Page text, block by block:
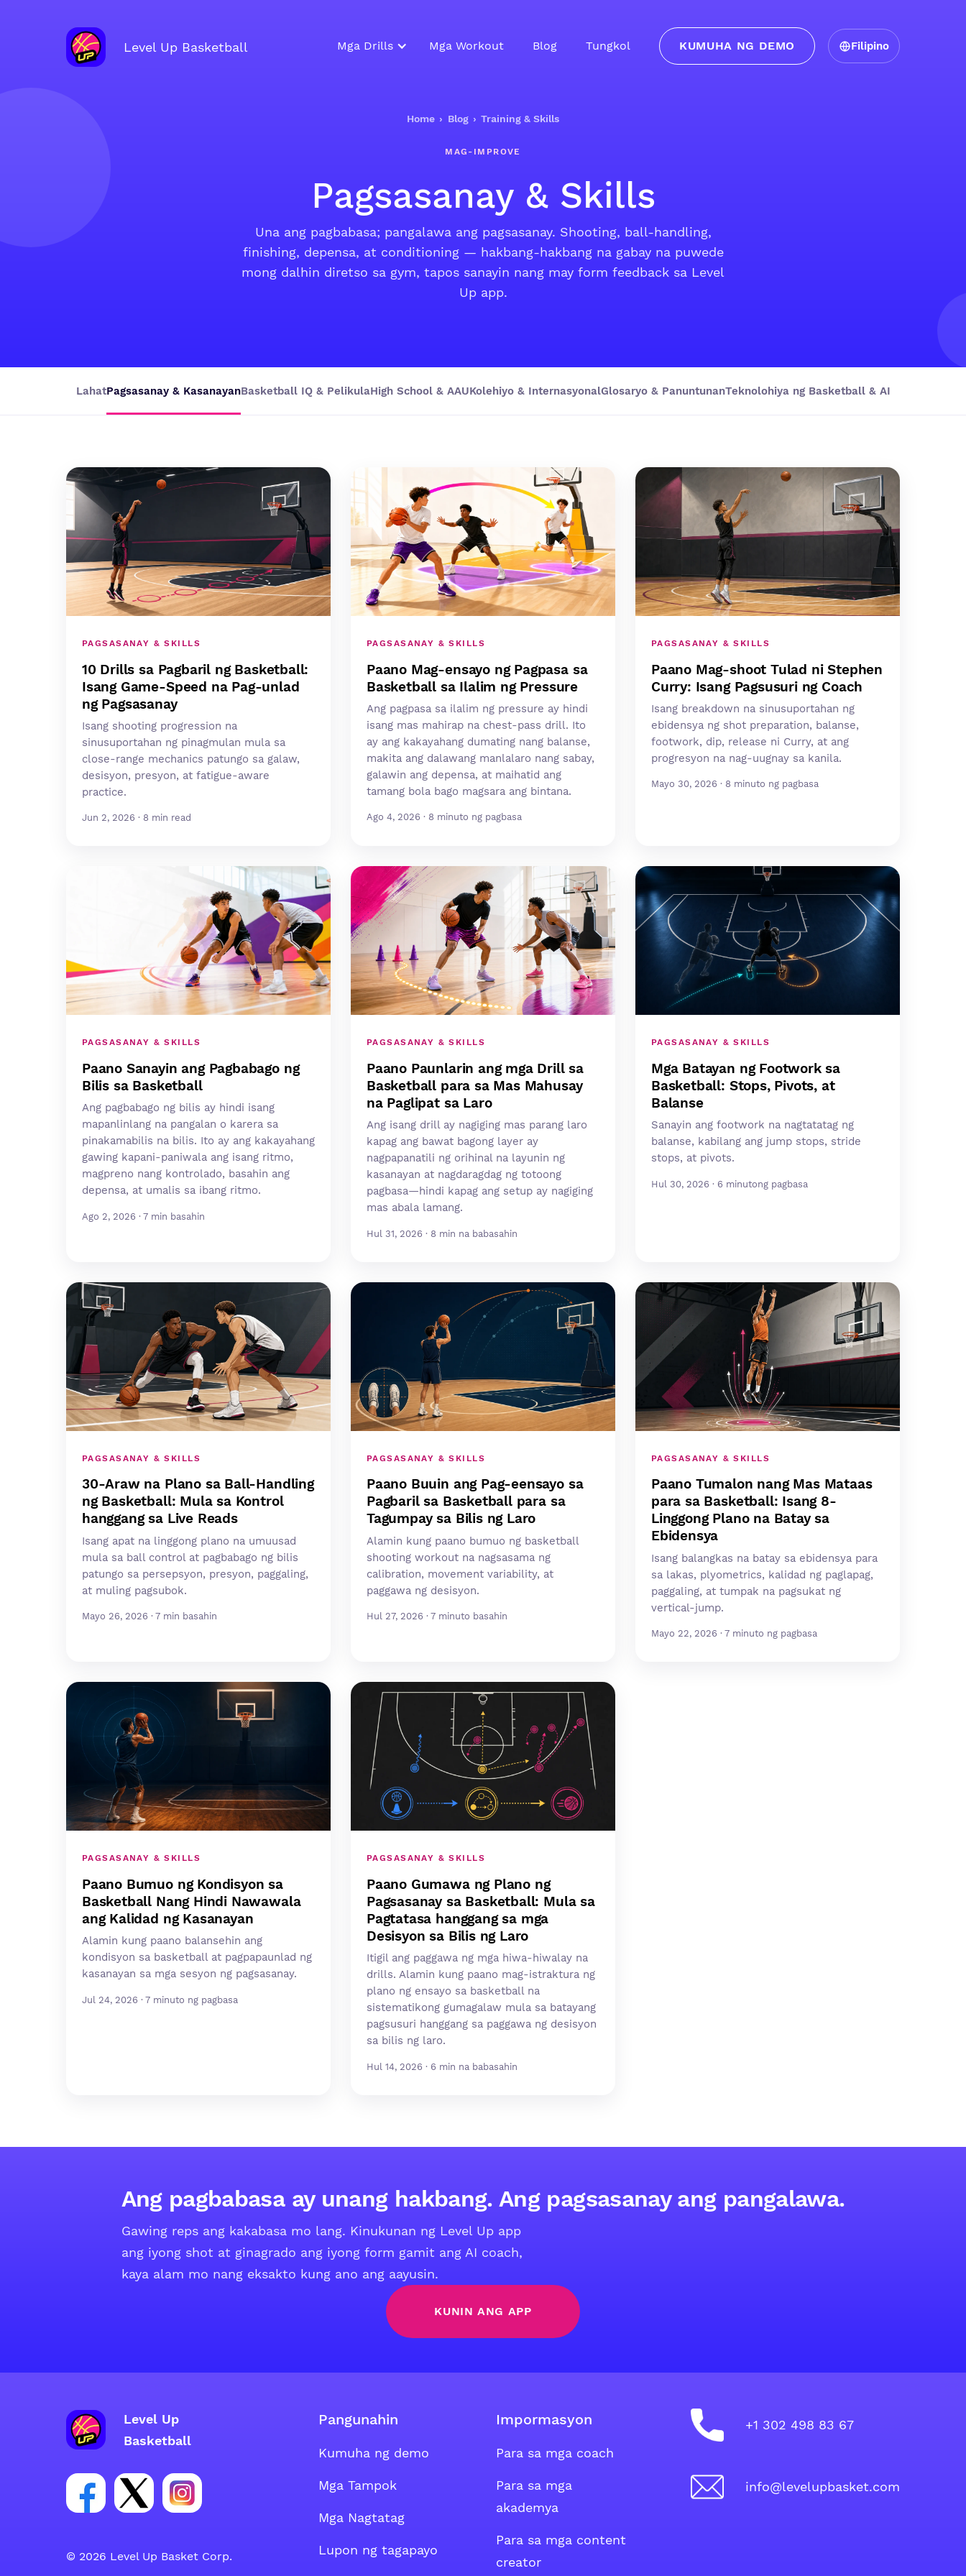
Level Up Basketball Mga Drills Mga Workout Blog Tungkol KUMUHA NG DEMO Filipino
Home › Blog › Training & Skills
MAG-IMPROVE
Pagsasanay & Skills
Una ang pagbabasa; pangalawa ang pagsasanay. Shooting, ball-handling,
finishing, depensa, at conditioning — hakbang-hakbang na gabay na puwede
mong dalhin diretso sa gym, tapos sanayin nang may form feedback sa Level
Up app.
LahatPagsasanay & KasanayanBasketball IQ & PelikulaHigh School & AAUKolehiyo & InternasyonalGlosaryo & PanuntunanTeknolohiya ng Basketball & AI
PAGSASANAY & SKILLS
10 Drills sa Pagbaril ng Basketball:
Isang Game-Speed na Pag-unlad
ng Pagsasanay
Isang shooting progression na
sinusuportahan ng pinagmulan mula sa
close-range mechanics patungo sa galaw,
desisyon, presyon, at fatigue-aware
practice.
Jun 2, 2026 · 8 min read
PAGSASANAY & SKILLS
Paano Mag-ensayo ng Pagpasa sa
Basketball sa Ilalim ng Pressure
Ang pagpasa sa ilalim ng pressure ay hindi
isang mas mahirap na chest-pass drill. Ito
ay ang kakayahang dumating nang balanse,
makita ang dalawang manlalaro nang sabay,
galawin ang depensa, at maihatid ang
tamang bola bago magsara ang bintana.
Ago 4, 2026 · 8 minuto ng pagbasa
PAGSASANAY & SKILLS
Paano Mag-shoot Tulad ni Stephen
Curry: Isang Pagsusuri ng Coach
Isang breakdown na sinusuportahan ng
ebidensya ng shot preparation, balanse,
footwork, dip, release ni Curry, at ang
progresyon na nag-uugnay sa kanila.
Mayo 30, 2026 · 8 minuto ng pagbasa
PAGSASANAY & SKILLS
Paano Sanayin ang Pagbabago ng
Bilis sa Basketball
Ang pagbabago ng bilis ay hindi isang
mapanlinlang na pangalan o karera sa
pinakamabilis na bilis. Ito ay ang kakayahang
gawing kapani-paniwala ang isang ritmo,
magpreno nang kontrolado, basahin ang
depensa, at umalis sa ibang ritmo.
Ago 2, 2026 · 7 min basahin
PAGSASANAY & SKILLS
Paano Paunlarin ang mga Drill sa
Basketball para sa Mas Mahusay
na Paglipat sa Laro
Ang isang drill ay nagiging mas parang laro
kapag ang bawat bagong layer ay
nagpapanatili ng orihinal na layunin ng
kasanayan at nagdaragdag ng totoong
pagbasa—hindi kapag ang setup ay nagiging
mas abala lamang.
Hul 31, 2026 · 8 min na babasahin
PAGSASANAY & SKILLS
Mga Batayan ng Footwork sa
Basketball: Stops, Pivots, at
Balanse
Sanayin ang footwork na nagtatatag ng
balanse, kabilang ang jump stops, stride
stops, at pivots.
Hul 30, 2026 · 6 minutong pagbasa
PAGSASANAY & SKILLS
30-Araw na Plano sa Ball-Handling
ng Basketball: Mula sa Kontrol
hanggang sa Live Reads
Isang apat na linggong plano na umuusad
mula sa ball control at pagbabago ng bilis
patungo sa persepsyon, presyon, paggaling,
at muling pagsubok.
Mayo 26, 2026 · 7 min basahin
PAGSASANAY & SKILLS
Paano Buuin ang Pag-eensayo sa
Pagbaril sa Basketball para sa
Tagumpay sa Bilis ng Laro
Alamin kung paano bumuo ng basketball
shooting workout na nagsasama ng
calibration, movement variability, at
paggawa ng desisyon.
Hul 27, 2026 · 7 minuto basahin
PAGSASANAY & SKILLS
Paano Tumalon nang Mas Mataas
para sa Basketball: Isang 8-
Linggong Plano na Batay sa
Ebidensya
Isang balangkas na batay sa ebidensya para
sa lakas, plyometrics, kalidad ng paglapag,
paggaling, at tumpak na pagsukat ng
vertical-jump.
Mayo 22, 2026 · 7 minuto ng pagbasa
PAGSASANAY & SKILLS
Paano Bumuo ng Kondisyon sa
Basketball Nang Hindi Nawawala
ang Kalidad ng Kasanayan
Alamin kung paano balansehin ang
kondisyon sa basketball at pagpapaunlad ng
kasanayan sa mga sesyon ng pagsasanay.
Jul 24, 2026 · 7 minuto ng pagbasa
PAGSASANAY & SKILLS
Paano Gumawa ng Plano ng
Pagsasanay sa Basketball: Mula sa
Pagtatasa hanggang sa mga
Desisyon sa Bilis ng Laro
Itigil ang paggawa ng mga hiwa-hiwalay na
drills. Alamin kung paano mag-istraktura ng
plano ng ensayo sa basketball na
sistematikong gumagalaw mula sa batayang
pagsusuri hanggang sa paggawa ng desisyon
sa bilis ng laro.
Hul 14, 2026 · 6 min na babasahin
Ang pagbabasa ay unang hakbang. Ang pagsasanay ang pangalawa.
Gawing reps ang kakabasa mo lang. Kinukunan ng Level Up app
ang iyong shot at ginagrado ang iyong form gamit ang AI coach,
kaya alam mo nang eksakto kung ano ang aayusin.
KUNIN ANG APP
Level Up
Basketball
Link para sa social group ng Facebook account
Link para sa social group ng tweeter account
Link para sa social group ng Instagram account
© 2026 Level Up Basket Corp.
Pangunahin
Kumuha ng demo
Mga Tampok
Mga Nagtatag
Lupon ng tagapayo
Impormasyon
Para sa mga coach
Para sa mga
akademya
Para sa mga content
creator
+1 302 498 83 67
info@levelupbasket.com